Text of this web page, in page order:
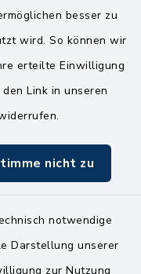
besser zu
wird. So können wir
erteilte Einwilligung
Link in unseren
nicht zu
notwendige
Darstellung unserer
zur Nutzung